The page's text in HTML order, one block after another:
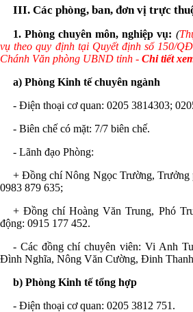
III. Các phòng, ban, đơn vị trực
1. Phòng chuyên môn, nghiệp vụ: (
vụ theo quy định tại Quyết định số 150/
Chánh Văn phòng UBND tỉnh - Chi tiết
a)Phòng Kinh tế chuyên ngành
- Điện thoại cơ quan: 0205 3814303;
- Biên chế có mặt: 7/7 biên chế.
- Lãnh đạo Phòng:
+ Đồng chí Nông Ngọc Trường, Trưởng
0983 879 635;
+ Đồng chí Hoàng Văn Trung, Phó
động: 0915 177 452.
- Các đồng chí chuyên viên: Vi Anh
Đình Nghĩa, Nông Văn Cường, Đinh
b) Phòng Kinh tế tổng hợp
- Điện thoại cơ quan: 0205 3812 751 .